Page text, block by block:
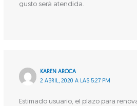
gusto será atendida.
KAREN AROCA
2 ABRIL, 2020 A LAS 5:27 PM
Estimado usuario, el plazo para